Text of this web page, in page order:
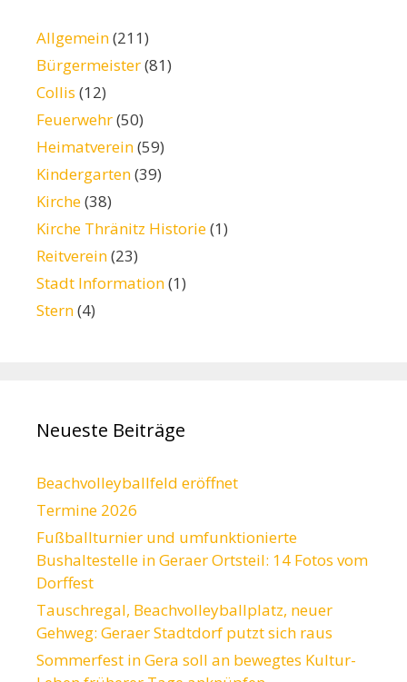
Allgemein(211)
Bürgermeister(81)
Collis (12)
Feuerwehr(50)
Heimatverein(59)
Kindergarten(39)
Kirche(38)
Kirche Thränitz Historie(1)
Reitverein(23)
Stadt Information(1)
Stern(4)
Neueste Beiträge
Beachvolleyballfeld eröffnet
Termine 2026
Fußballturnier und umfunktionierte
Bushaltestelle in Geraer Ortsteil: 14 Fotos vom
Dorffest
Tauschregal, Beachvolleyballplatz, neuer
Gehweg: Geraer Stadtdorf putzt sich raus
Sommerfest in Gera soll an bewegtes Kultur-